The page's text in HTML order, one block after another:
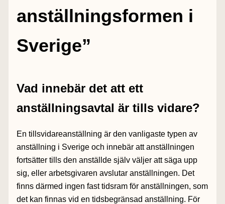
anställningsformen i
Sverige”
Vad innebär det att ett
anställningsavtal är tills vidare?
En tillsvidareanställning är den vanligaste typen av
anställning i Sverige och innebär att anställningen
fortsätter tills den anställde själv väljer att säga upp
sig, eller arbetsgivaren avslutar anställningen. Det
finns därmed ingen fast tidsram för anställningen, som
det kan finnas vid en tidsbegränsad anställning. För